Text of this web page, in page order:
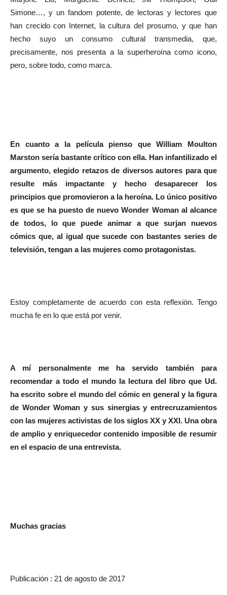
Simone…, y un fandom potente, de lectoras y lectores que
han crecido con Internet, la cultura del prosumo, y que han
hecho suyo un consumo cultural transmedia, que,
precisamente, nos presenta a la superheroína como icono,
pero, sobre todo, como marca.
En cuanto a la película pienso que William Moulton
Marston sería bastante crítico con ella. Han infantilizado el
argumento, elegido retazos de diversos autores para que
resulte más impactante y hecho desaparecer los
principios que promovieron a la heroína. Lo único positivo
es que se ha puesto de nuevo Wonder Woman al alcance
de todos, lo que puede animar a que surjan nuevos
cómics que, al igual que sucede con bastantes series de
televisión, tengan a las mujeres como protagonistas.
Estoy completamente de acuerdo con esta reflexión. Tengo
mucha fe en lo que está por venir.
A mí personalmente me ha servido también para
recomendar a todo el mundo la lectura del libro que Ud.
ha escrito sobre el mundo del cómic en general y la figura
de Wonder Woman y sus sinergias y entrecruzamientos
con las mujeres activistas de los siglos XX y XXI. Una obra
de amplio y enriquecedor contenido imposible de resumir
en el espacio de una entrevista.
Muchas gracias
Publicación : 21 de agosto de 2017